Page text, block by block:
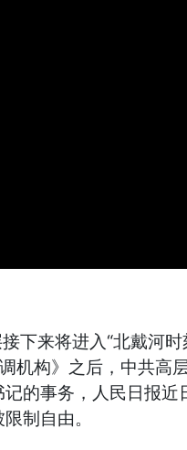
下来将进入“北戴河
机构》之后，中共高
的事务，人民日报
制自由。